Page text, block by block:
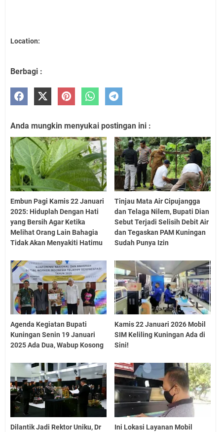
Location:
Berbagi :
Anda mungkin menyukai postingan ini :
Embun Pagi Kamis 22 Januari
2025: Hiduplah Dengan Hati
yang Bersih Agar Ketika
Melihat Orang Lain Bahagia
Tidak Akan Menyakiti Hatimu
Tinjau Mata Air Cipujangga
dan Telaga Nilem, Bupati Dian
Sebut Terjadi Selisih Debit Air
dan Tegaskan PAM Kuningan
Sudah Punya Izin
Agenda Kegiatan Bupati
Kuningan Senin 19 Januari
2025 Ada Dua, Wabup Kosong
Kamis 22 Januari 2026 Mobil
SIM Keliling Kuningan Ada di
Sini!
Dilantik Jadi Rektor Uniku, Dr
Ini Lokasi Layanan Mobil